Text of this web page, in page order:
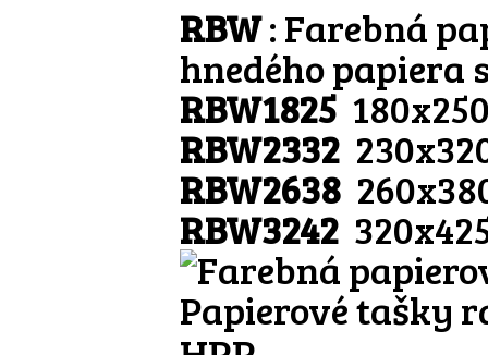
RBW: Farebná
hnedého papiera
RBW1825
RBW2332
RBW2638
RBW3242
Papierové tašky